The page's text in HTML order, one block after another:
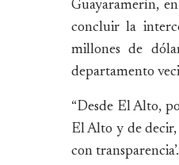
Guayaramerín,
concluir la
millones de
departamento
“Desde El Alto,
El Alto y de decir,
con